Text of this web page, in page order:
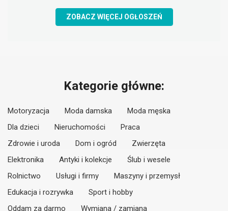
ZOBACZ WIĘCEJ OGŁOSZEŃ
Kategorie główne:
Motoryzacja Moda damska
Moda męska
Dla dzieci
Nieruchomości
Praca
Zdrowie i uroda
Dom i ogród
Zwierzęta
Elektronika
Antyki i kolekcje
Ślub i wesele
Rolnictwo
Usługi i firmy
Maszyny i przemysł
Edukacja i rozrywka
Sport i hobby
Oddam za darmo
Wymiana / zamiana